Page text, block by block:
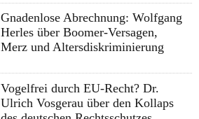
Gnadenlose Abrechnung: Wolfgang
Herles über Boomer-Versagen,
Merz und Altersdiskriminierung
Vogelfrei durch EU-Recht? Dr.
Ulrich Vosgerau über den Kollaps